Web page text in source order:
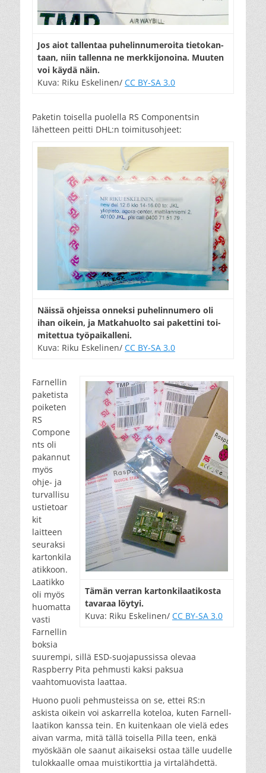
Jos aiot tal­len­taa pu­he­lin­nu­me­roi­ta tie­to­kan­
taan, niin tal­len­na ne merk­ki­jo­noi­na. Muu­ten
voi käy­dä näin.
Kuva: Riku Eskelinen/ CC BY-SA 3.0
Paketin toisella puolella RS Componentsin
lähetteen peitti DHL:n toimitusohjeet:
Näis­sä oh­jeis­sa on­nek­si pu­he­lin­nu­me­ro oli
ihan oi­kein, ja Mat­ka­huol­to sai pa­ket­ti­ni toi­
mi­tet­tua työ­pai­kal­le­ni.
Kuva: Riku Eskelinen/ CC BY-SA 3.0
Tä­män ver­ran kar­ton­ki­laa­ti­kos­ta
ta­va­raa löy­tyi.
Kuva: Riku Eskelinen/ CC BY-SA 3.0
Farnellin
paketista
poiketen
RS
Compone
nts oli
pakannut
myös
ohje- ja
turvallisu
ustietoar
kit
laitteen
seuraksi
kartonkila
atikkoon.
Laatikko
oli myös
huomatta
vasti
Farnellin
boksia
suurempi, sillä ESD-suojapussissa olevaa
Raspberry Pita pehmusti kaksi paksua
vaahtomuovista laattaa.
Huono puoli pehmusteissa on se, ettei RS:n
askista oikein voi askarrella koteloa, kuten Farnell-
laatikon kanssa tein. En kuitenkaan ole vielä edes
aivan varma, mitä tällä toisella Pilla teen, enkä
myöskään ole saanut aikaiseksi ostaa tälle uudelle
tulokkaalle omaa muistikorttia ja virtalähdettä.